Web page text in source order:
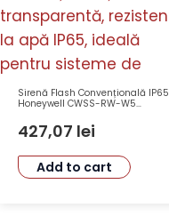
Sirenă Flash Convențională IP65
Honeywell CWSS-RW-W5
29 VDC
427,07 lei
Add to cart